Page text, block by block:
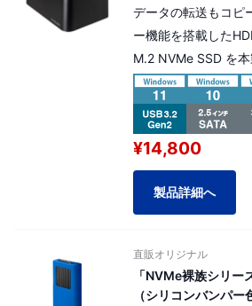
データの転送もコピ
ー機能を搭載した
M.2 NVMe SSD を
要となる、専用ケー
本製品は延長保証
延長保証料金（商品
事によりプラス2年
です。
¥14,800
製品詳細へ
直販オリジナル
「NVMe裸族シリー
（シリコンバンパー